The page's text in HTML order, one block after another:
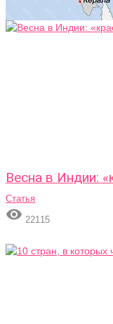
Весна в Индии:
Статья
 22115